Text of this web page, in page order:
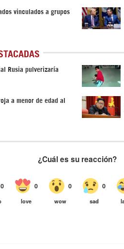
vinculados a grupos
Rusia pulverizaría
a menor de edad al